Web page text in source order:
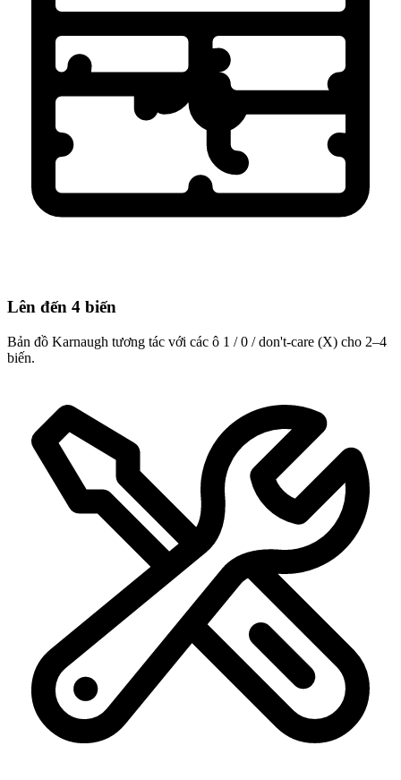
Lên đến 4 biến
Bản đồ Karnaugh tương tác với các ô 1 / 0 / don't-care (X) cho 2–4
biến.